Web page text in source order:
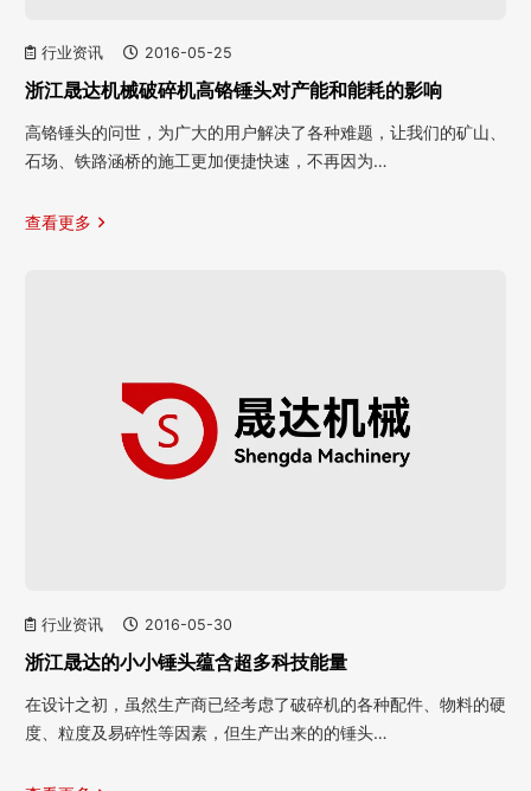
行业资讯 2016-05-25
浙江晟达机械破碎机高铬锤头对产能和能耗的影响
高铬锤头的问世，为广大的用户解决了各种难题，让我们的矿山、
石场、铁路涵桥的施工更加便捷快速，不再因为…
查看更多
行业资讯 2016-05-30
浙江晟达的小小锤头蕴含超多科技能量
在设计之初，虽然生产商已经考虑了破碎机的各种配件、物料的硬
度、粒度及易碎性等因素，但生产出来的的锤头…